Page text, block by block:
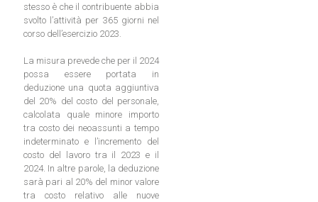
stesso è che il contribuente abbia
svolto l’attività per 365 giorni nel
corso dell’esercizio 2023.
La misura prevede che per il 2024
possa essere portata in
deduzione una quota aggiuntiva
del 20% del costo del personale,
calcolata quale minore importo
tra costo dei neoassunti a tempo
indeterminato e l’incremento del
costo del lavoro tra il 2023 e il
2024. In altre parole, la deduzione
sarà pari al 20% del minor valore
tra costo relativo alle nuove